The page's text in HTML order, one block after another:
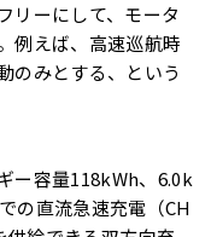
リーにして、モータ
例えば、高速巡航時
のみとする、という
ー容量118kWh、6.0k
の直流急速充電（CH